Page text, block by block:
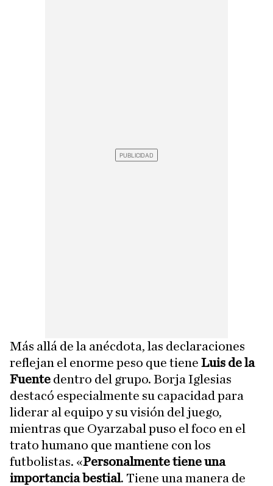
Más allá de la anécdota, las declaraciones
reflejan el enorme peso que tiene Luis de la
Fuente dentro del grupo. Borja Iglesias
destacó especialmente su capacidad para
liderar al equipo y su visión del juego,
mientras que Oyarzabal puso el foco en el
trato humano que mantiene con los
futbolistas. «Personalmente tiene una
importancia bestial. Tiene una manera de